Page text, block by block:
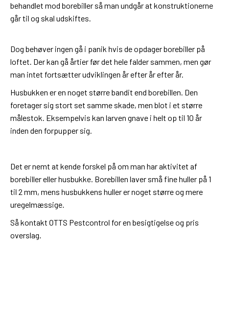
behandlet mod borebiller så man undgår at konstruktionerne
går til og skal udskiftes.
Dog behøver ingen gå i panik hvis de opdager borebiller på
loftet. Der kan gå årtier før det hele falder sammen, men gør
man intet fortsætter udviklingen år efter år efter år.
Husbukken er en noget større bandit end borebillen. Den
foretager sig stort set samme skade, men blot i et større
målestok. Eksempelvis kan larven gnave i helt op til 10 år
inden den forpupper sig.
Det er nemt at kende forskel på om man har aktivitet af
borebiller eller husbukke. Borebillen laver små fine huller på 1
til 2 mm, mens husbukkens huller er noget større og mere
uregelmæssige.
Så kontakt OTTS Pestcontrol for en besigtigelse og pris
overslag.